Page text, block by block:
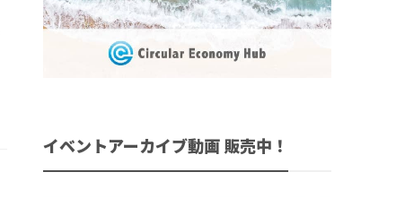
イベントアーカイブ動画 販売中！